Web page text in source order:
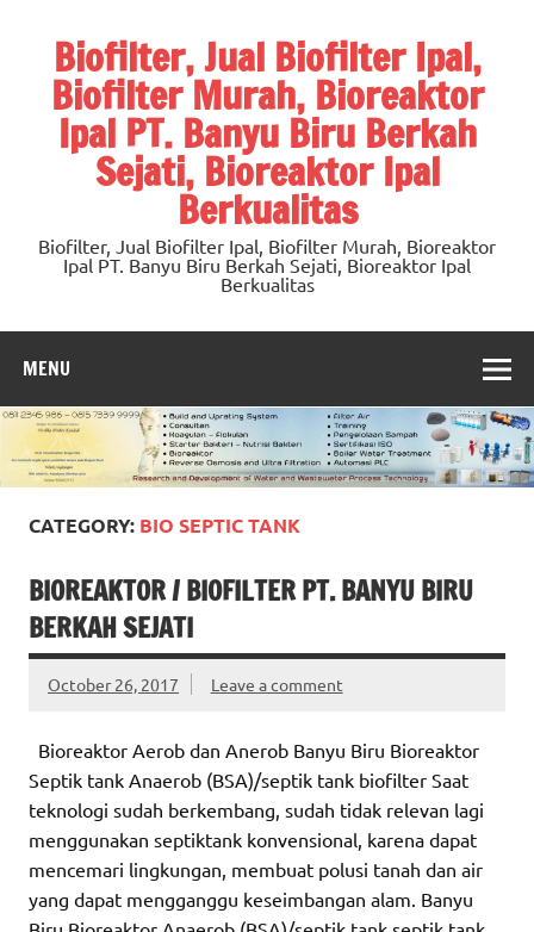
contentBiofilter, Jual Biofilter Ipal,
Biofilter Murah, Bioreaktor
Ipal PT. Banyu Biru Berkah
Sejati, Bioreaktor Ipal
Berkualitas
Biofilter, Jual Biofilter Ipal, Biofilter Murah, Bioreaktor
Ipal PT. Banyu Biru Berkah Sejati, Bioreaktor Ipal
Berkualitas
MENU
CATEGORY: BIO SEPTIC TANK
BIOREAKTOR / BIOFILTER PT. BANYU BIRU
BERKAH SEJATI
October 26, 2017 Leave a comment
Bioreaktor Aerob dan Anerob Banyu Biru Bioreaktor
Septik tank Anaerob (BSA)/septik tank biofilter Saat
teknologi sudah berkembang, sudah tidak relevan lagi
menggunakan septiktank konvensional, karena dapat
mencemari lingkungan, membuat polusi tanah dan air
yang dapat mengganggu keseimbangan alam. Banyu